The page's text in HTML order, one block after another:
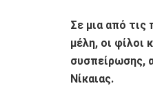
Σε μια από τις
μέλη, οι φίλοι
συσπείρωσης,
Νίκαιας.